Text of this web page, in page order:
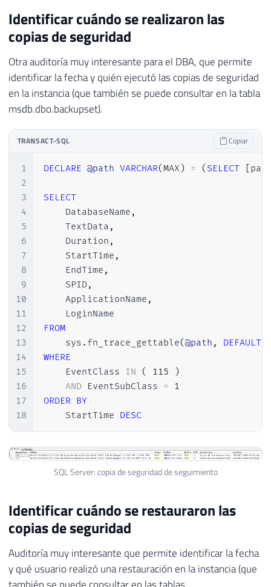
Identificar cuándo se realizaron las
copias de seguridad
Otra auditoría muy interesante para el DBA, que permite
identificar la fecha y quién ejecutó las copias de seguridad
en la instancia (que también se puede consultar en la tabla
msdb.dbo.backupset).
TRANSACT-SQL Copiar
1
2
3
4
5
6
7
8
9
10
11
12
13
14
15
16
17
18
DECLARE @path VARCHAR(MAX) = ( SELECT [
SELECT
    DatabaseName
,
    TextData
,
    Duration
,
    StartTime
,
    EndTime
,
    SPID
,
    ApplicationName
,
FROM
    sys
. fn_trace_gettable(@path , DEFAULT)
WHERE
    EventClass
IN ( 115
)
AND EventSubClass = 1
ORDER BY
    StartTime
DESC
SQL Server: copia de seguridad de seguimiento
Identificar cuándo se restauraron las
copias de seguridad
Auditoría muy interesante que permite identificar la fecha
y qué usuario realizó una restauración en la instancia (que